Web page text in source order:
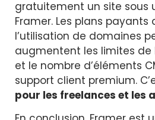
gratuitement un site sous
Framer. Les plans payants
l’utilisation de domaines
augmentent les limites
et le nombre d’éléments
support client premium.
pour les freelances et les